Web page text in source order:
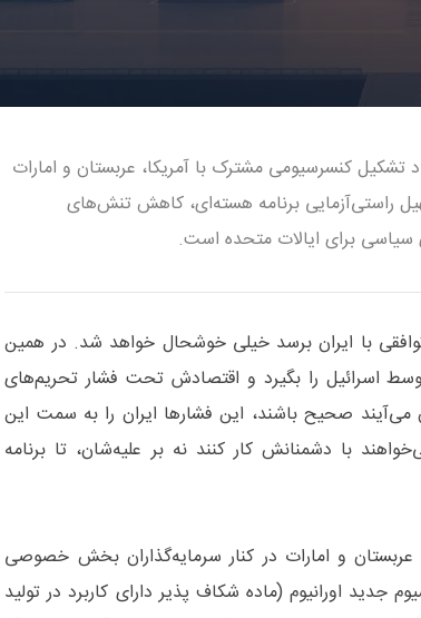
تشکیل کنسرسیومی مشترک با آمریکا، عربستان و امارات
راستی‌آزمایی برنامه هسته‌ای، کاهش تنش‌های
سیاسی برای ایالات متحده است.
با ایران برسد خیلی خوشحال خواهد شد. در همین
توسط اسرائیل را بگیرد و اقتصادش تحت فشار تحریم‌های
می‌آیند صحیح باشند، این فشارها ایران را به سمت این
با دشمنانش کار کنند نه بر علیه‌شان، تا برنامه
و امارات در کنار سرمایه‌گذاران بخش خصوصی
اورانیوم (ماده شکاف‌ پذیر دارای کاربرد در تولید